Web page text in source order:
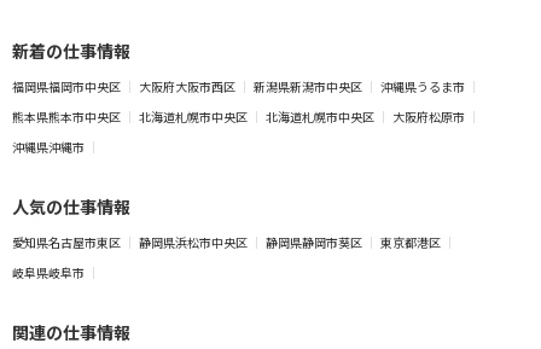
新着の仕事情報
福岡県福岡市中央区 大阪府大阪市西区 新潟県新潟市中央区
沖縄県うるま市
熊本県熊本市中央区
北海道札幌市中央区 北海道札幌市中央区
大阪府松原市
沖縄県沖縄市
人気の仕事情報
愛知県名古屋市東区 静岡県浜松市中央区 静岡県静岡市葵区
東京都港区
岐阜県岐阜市
関連の仕事情報